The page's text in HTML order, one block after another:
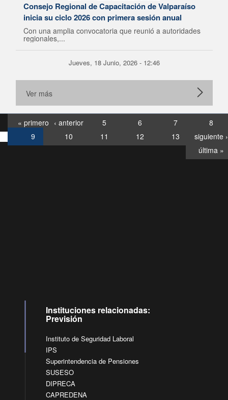
Consejo Regional de Capacitación de Valparaíso
inicia su ciclo 2026 con primera sesión anual
Con una amplia convocatoria que reunió a autoridades
regionales,...
Jueves, 18 Junio, 2026 - 12:46
Ver más
« primero ‹ anterior 5 6 7
8
9
10 11 12 13
siguiente ›
última »
Instituciones relacionadas:
Previsión
Instituto de Seguridad Laboral
IPS
Superintendencia de Pensiones
SUSESO
DIPRECA
CAPREDENA